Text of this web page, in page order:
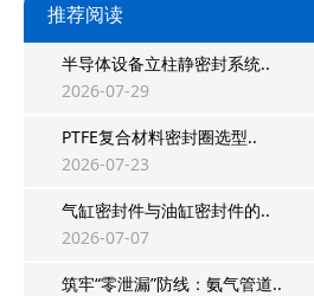
推荐阅读
半导体设备立柱静密封系统..
2026-07-29
PTFE复合材料密封圈选型..
2026-07-23
气缸密封件与油缸密封件的..
2026-07-07
筑牢“零泄漏”防线：氨气管道..